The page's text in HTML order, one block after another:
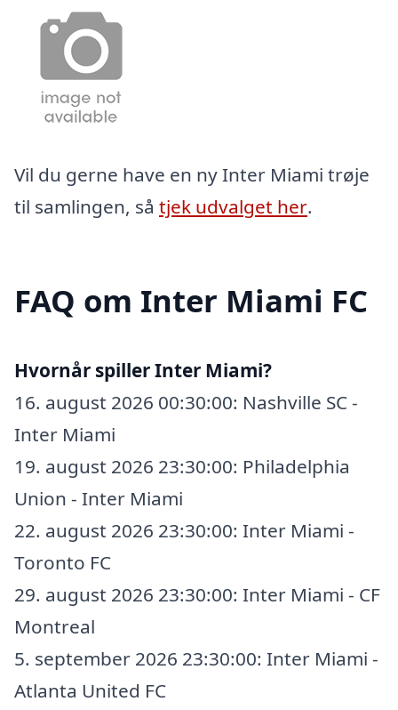
Vil du gerne have en ny Inter Miami trøje
til samlingen, så tjek udvalget her.
FAQ om Inter Miami FC
Hvornår spiller Inter Miami?
16. august 2026 00:30:00: Nashville SC -
Inter Miami
19. august 2026 23:30:00: Philadelphia
Union - Inter Miami
22. august 2026 23:30:00: Inter Miami -
Toronto FC
29. august 2026 23:30:00: Inter Miami - CF
Montreal
5. september 2026 23:30:00: Inter Miami -
Atlanta United FC